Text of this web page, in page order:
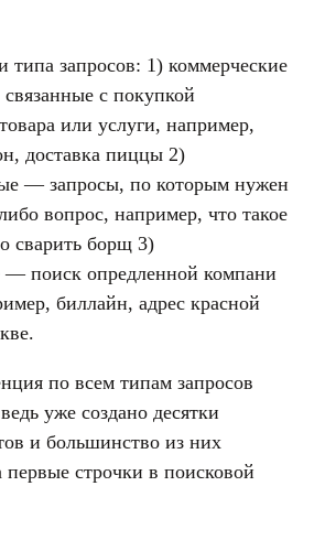
типа запросов: 1) коммерческие
с покупкой
или услуги, например,
доставка пиццы 2)
— запросы, по которым нужен
вопрос, например, что такое
сварить борщ 3)
— поиск опредленной компани
биллайн, адрес красной
по всем типам запросов
уже создано десятки
и большинство из них
первые строчки в поисковой